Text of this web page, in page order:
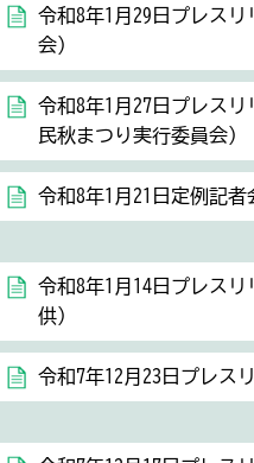
令和8年1月29日プレス
会）
令和8年1月27日プレス
民秋まつり実行委員会）
令和8年1月21日定例記者
令和8年1月14日プレス
供）
令和7年12月23日プレス